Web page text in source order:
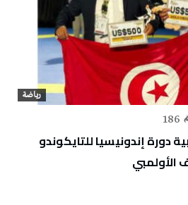
رياضة
186
دورة إندونيسيا للتايكوندو
الأولمبي